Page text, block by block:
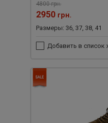
4800 грн.
2950 грн.
Размеры: 36, 37, 38, 41
Добавить в список